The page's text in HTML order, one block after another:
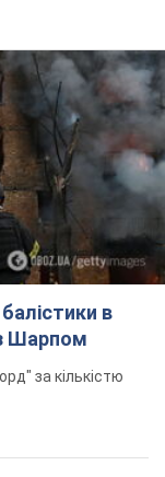
в
Шарпом
за кількістю